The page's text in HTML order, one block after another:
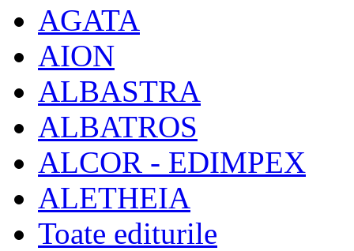
AGATA
AION
ALBASTRA
ALBATROS
ALCOR - EDIMPEX
ALETHEIA
Toate editurile